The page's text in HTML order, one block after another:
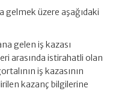
gelmek üzere aşağıdaki
gelen iş kazası
arasında istirahatli olan
iş kazasının
kazanç bilgilerine